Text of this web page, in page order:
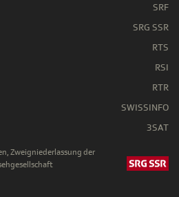
SRF
SRG SSR
RTS
RSI
RTR
SWISSINFO
3SAT
Zweigniederlassung der